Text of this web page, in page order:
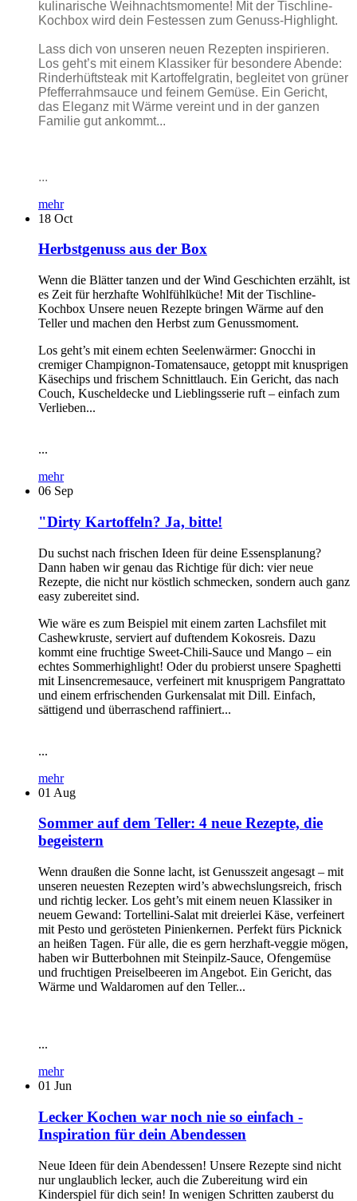
kulinarische Weihnachtsmomente! Mit der Tischline-
Kochbox wird dein Festessen zum Genuss-Highlight.
Lass dich von unseren neuen Rezepten inspirieren.
Los geht’s mit einem Klassiker für besondere Abende:
Rinderhüftsteak mit Kartoffelgratin, begleitet von grüner
Pfefferrahmsauce und feinem Gemüse. Ein Gericht,
das Eleganz mit Wärme vereint und in der ganzen
Familie gut ankommt...
...
mehr
18 Oct
Herbstgenuss aus der Box
Wenn die Blätter tanzen und der Wind Geschichten erzählt, ist
es Zeit für herzhafte Wohlfühlküche! Mit der Tischline-
Kochbox Unsere neuen Rezepte bringen Wärme auf den
Teller und machen den Herbst zum Genussmoment.
Los geht’s mit einem echten Seelenwärmer: Gnocchi in
cremiger Champignon-Tomatensauce, getoppt mit knusprigen
Käsechips und frischem Schnittlauch. Ein Gericht, das nach
Couch, Kuscheldecke und Lieblingsserie ruft – einfach zum
Verlieben...
...
mehr
06 Sep
"Dirty Kartoffeln? Ja, bitte!
Du suchst nach frischen Ideen für deine Essensplanung?
Dann haben wir genau das Richtige für dich: vier neue
Rezepte, die nicht nur köstlich schmecken, sondern auch ganz
easy zubereitet sind.
Wie wäre es zum Beispiel mit einem zarten Lachsfilet mit
Cashewkruste, serviert auf duftendem Kokosreis. Dazu
kommt eine fruchtige Sweet-Chili-Sauce und Mango – ein
echtes Sommerhighlight! Oder du probierst unsere Spaghetti
mit Linsencremesauce, verfeinert mit knusprigem Pangrattato
und einem erfrischenden Gurkensalat mit Dill. Einfach,
sättigend und überraschend raffiniert...
...
mehr
01 Aug
Sommer auf dem Teller: 4 neue Rezepte, die
begeistern
Wenn draußen die Sonne lacht, ist Genusszeit angesagt – mit
unseren neuesten Rezepten wird’s abwechslungsreich, frisch
und richtig lecker. Los geht’s mit einem neuen Klassiker in
neuem Gewand: Tortellini-Salat mit dreierlei Käse, verfeinert
mit Pesto und gerösteten Pinienkernen. Perfekt fürs Picknick
an heißen Tagen. Für alle, die es gern herzhaft-veggie mögen,
haben wir Butterbohnen mit Steinpilz-Sauce, Ofengemüse
und fruchtigen Preiselbeeren im Angebot. Ein Gericht, das
Wärme und Waldaromen auf den Teller...
...
mehr
01 Jun
Lecker Kochen war noch nie so einfach -
Inspiration für dein Abendessen
Neue Ideen für dein Abendessen! Unsere Rezepte sind nicht
nur unglaublich lecker, auch die Zubereitung wird ein
Kinderspiel für dich sein! In wenigen Schritten zauberst du